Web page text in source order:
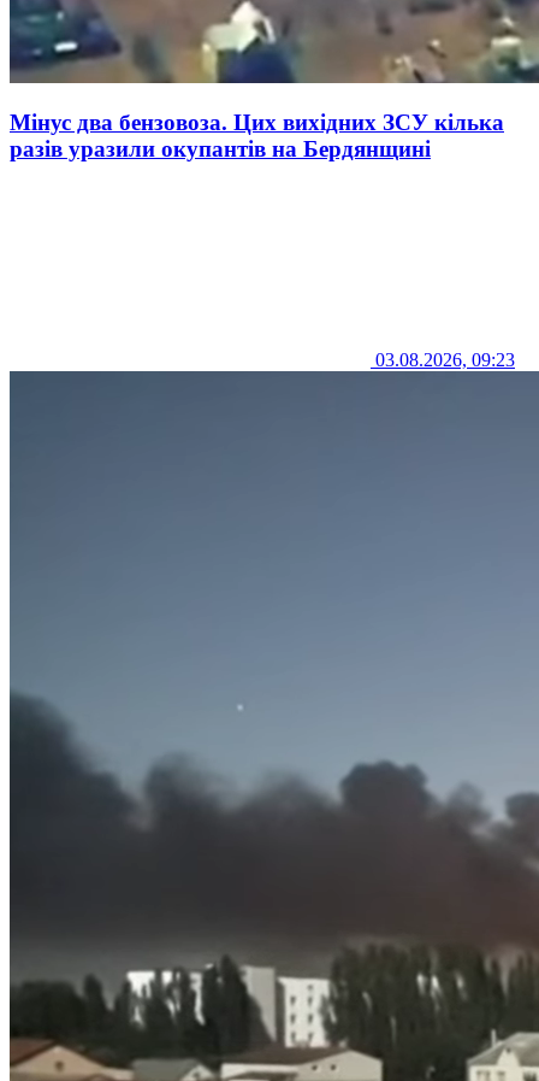
Мінус два бензовоза. Цих вихідних ЗСУ кілька
разів уразили окупантів на Бердянщині
03.08.2026, 09:23